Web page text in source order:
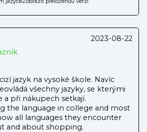
2023-08-22
jazyk na vysoké škole. Navíc
všechny jazyky, se kterými
a při nákupech setkají.
the language in college and most
all languages they encounter
and about shopping.